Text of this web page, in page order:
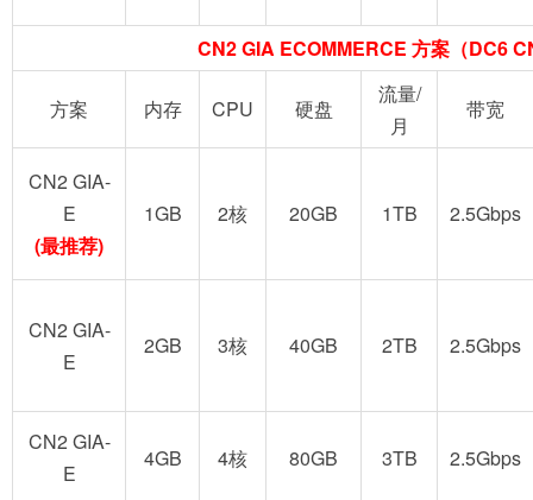
CN2 GIA ECOMMERCE 方案（DC6
方案 内存 CPU 硬盘
流量/
月
带宽
CN2 GIA-
E
(最推荐)
1GB 2核 20GB 1TB 2.5Gbps
CN2 GIA-
E
2GB 3核 40GB 2TB 2.5Gbps
CN2 GIA-
E
4GB 4核 80GB 3TB 2.5Gbps